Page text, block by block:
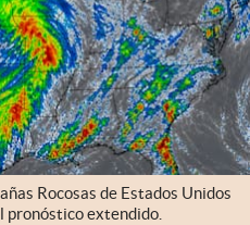
Rocosas de Estados Unidos
pronóstico extendido.